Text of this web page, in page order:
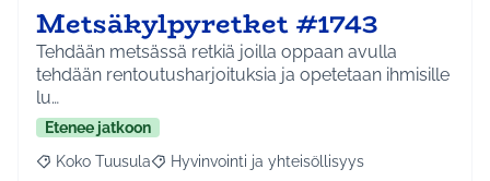
Metsäkylpyretket #1743
Tehdään metsässä retkiä joilla oppaan avulla
tehdään rentoutusharjoituksia ja opetetaan ihmisille
lu…
Etenee jatkoon
Rajaa tulokset aihepiirin mukaan: Koko Tuusula
Koko Tuusula Rajaa tulokset teeman mukaan: Hyvinvointi ja
Hyvinvointi ja yhteisöllisyys